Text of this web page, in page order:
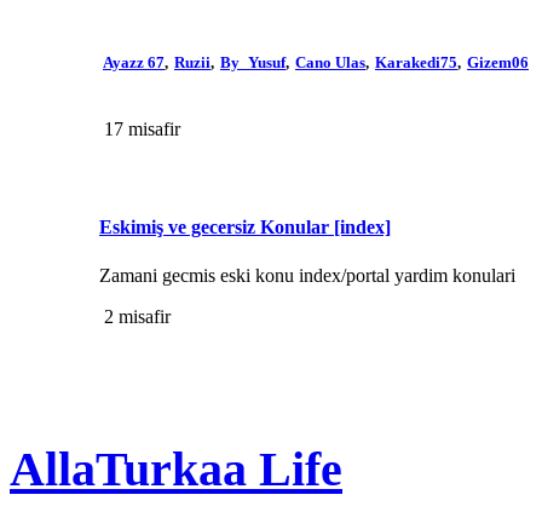
Ayazz 67 Ruzii By_Yusuf Cano Ulas Karakedi75 Gizem06
17 misafir
Eskimiş ve gecersiz Konular [index]
Zamani gecmis eski konu index/portal yardim konulari
2 misafir
AllaTurkaa Life